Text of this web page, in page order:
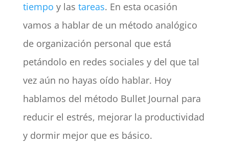
tiempo y las tareas. En esta ocasión
vamos a hablar de un método analógico
de organización personal que está
petándolo en redes sociales y del que tal
vez aún no hayas oído hablar. Hoy
hablamos del método Bullet Journal para
reducir el estrés, mejorar la productividad
y dormir mejor que es básico.